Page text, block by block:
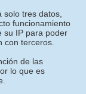
tres datos,
funcionamiento
su IP para poder
con terceros.
de las
lo que es